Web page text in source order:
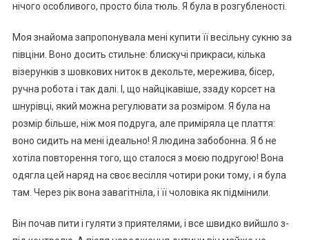
нічого особливого, просто біла тюль. Я була в розгубленості.
Моя знайома запропонувала мені купити її весільну сукню за
півціни. Воно досить стильне: блискучі прикраси, кілька
візерунків з шовкових ниток в декольте, мережива, бісер,
ручна робота і так далі. І, що найцікавіше, ззаду корсет на
шнурівці, який можна регулювати за розміром. Я була на
розмір більше, ніж моя подруга, але приміряла це плаття:
воно сидить на мені ідеально! Я людина забобонна. Я б не
хотіла повторення того, що сталося з моєю подругою! Вона
одягла цей наряд на своє весілля чотири роки тому, і я була
там. Через рік вона завагітніла, і її чоловіка як підмінили.
Він почав пити і гуляти з приятелями, і все швидко вийшло з-